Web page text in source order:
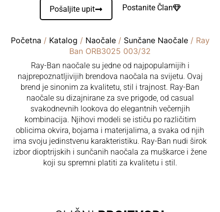
Pošaljite upit Postanite Član
Početna / Katalog / Naočale/ Sunčane Naočale/ Ray
Ban ORB3025 003/32
Ray-Ban naočale su jedne od najpopularnijih i
najprepoznatljivijih brendova naočala na svijetu. Ovaj
brend je sinonim za kvalitetu, stil i trajnost. Ray-Ban
naočale su dizajnirane za sve prigode, od casual
svakodnevnih lookova do elegantnih večernjih
kombinacija. Njihovi modeli se ističu po različitim
oblicima okvira, bojama i materijalima, a svaka od njih
ima svoju jedinstvenu karakteristiku. Ray-Ban nudi širok
izbor dioptrijskih i sunčanih naočala za muškarce i žene
koji su spremni platiti za kvalitetu i stil.